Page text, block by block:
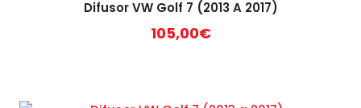
Difusor VW Golf 7 (2013 A 2017)
105,00€